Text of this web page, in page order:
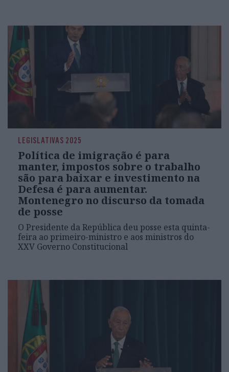
LEGISLATIVAS 2025
Política de imigração é para
manter, impostos sobre o trabalho
são para baixar e investimento na
Defesa é para aumentar.
Montenegro no discurso da tomada
de posse
O Presidente da República deu posse esta quinta-
feira ao primeiro-ministro e aos ministros do
XXV Governo Constitucional